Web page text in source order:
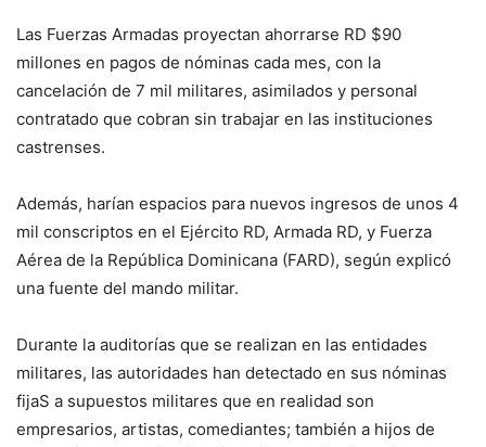
Las Fuerzas Armadas proyectan ahorrarse RD $90
millones en pagos de nóminas cada mes, con la
cancelación de 7 mil militares, asimilados y personal
contratado que cobran sin trabajar en las instituciones
castrenses.
Además, harían espacios para nuevos ingresos de unos 4
mil conscriptos en el Ejército RD, Armada RD, y Fuerza
Aérea de la República Dominicana (FARD), según explicó
una fuente del mando militar.
Durante la auditorías que se realizan en las entidades
militares, las autoridades han detectado en sus nóminas
fijaS a supuestos militares que en realidad son
empresarios, artistas, comediantes; también a hijos de